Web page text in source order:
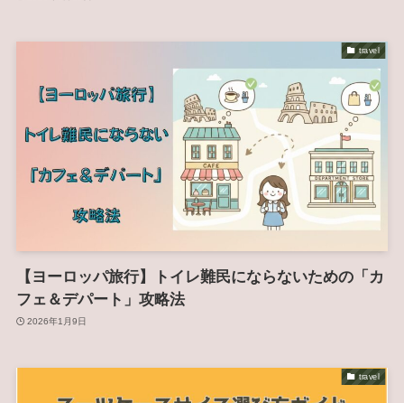
travel
【ヨーロッパ旅行】トイレ難民にならないための「カ
フェ＆デパート」攻略法
2026年1月9日
travel